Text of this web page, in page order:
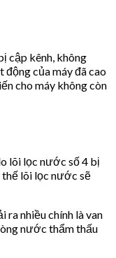
cập kênh, không
động của máy đã cao
cho máy không còn
lõi lọc nước số 4 bị
thế lõi lọc nước sẽ
ra nhiều chính là van
nước thẩm thấu